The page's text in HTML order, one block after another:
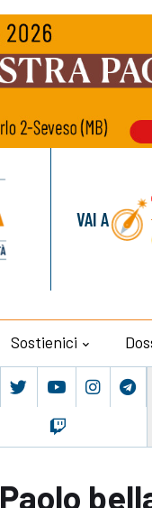
VAI A
Sostienici
Paolo